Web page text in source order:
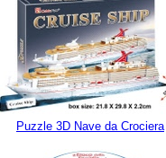
Puzzle 3D Nave da Crociera